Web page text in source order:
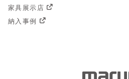
家具展示店
納入事例